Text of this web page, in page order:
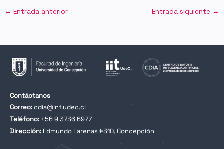
← Entrada anterior Entrada siguiente →
Contáctanos
Correo:cdia@inf.udec.cl
Teléfono: +56 9 3736 6977
Dirección: Edmundo Larenas #310, Concepción